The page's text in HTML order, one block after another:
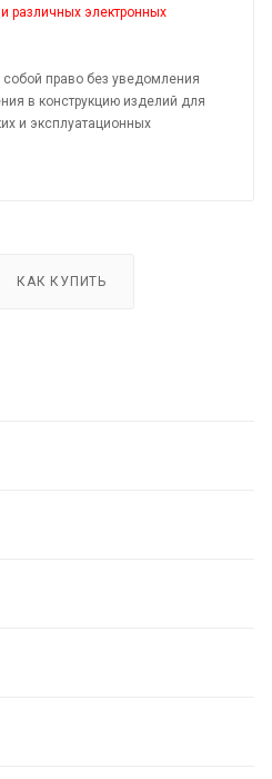
различных электронных
собой право без уведомления
в конструкцию изделий для
и эксплуатационных
КАК КУПИТЬ